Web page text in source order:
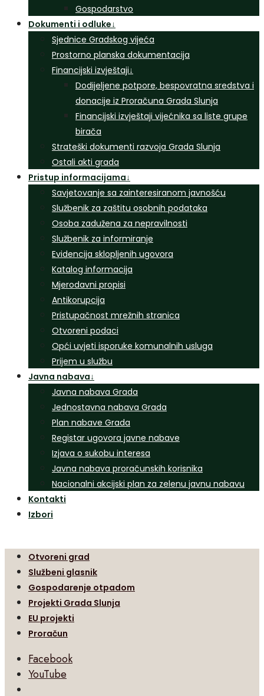
Gospodarstvo
Dokumenti i odluke↓
Sjednice Gradskog vijeća
Prostorno planska dokumentacija
Financijski izvještaji↓
Dodijeljene potpore, bespovratna sredstva i
donacije iz Proračuna Grada Slunja
Financijski izvještaji vijećnika sa liste grupe
birača
Strateški dokumenti razvoja Grada Slunja
Ostali akti grada
Pristup informacijama↓
Savjetovanje sa zainteresiranom javnošću
Službenik za zaštitu osobnih podataka
Osoba zadužena za nepravilnosti
Službenik za informiranje
Evidencija sklopljenih ugovora
Katalog informacija
Mjerodavni propisi
Antikorupcija
Pristupačnost mrežnih stranica
Otvoreni podaci
Opći uvjeti isporuke komunalnih usluga
Prijem u službu
Javna nabava↓
Javna nabava Grada
Jednostavna nabava Grada
Plan nabave Grada
Registar ugovora javne nabave
Izjava o sukobu interesa
Javna nabava proračunskih korisnika
Nacionalni akcijski plan za zelenu javnu nabavu
Kontakti
Izbori
Otvoreni grad
Službeni glasnik
Gospodarenje otpadom
Projekti Grada Slunja
EU projekti
Proračun
Facebook
YouTube